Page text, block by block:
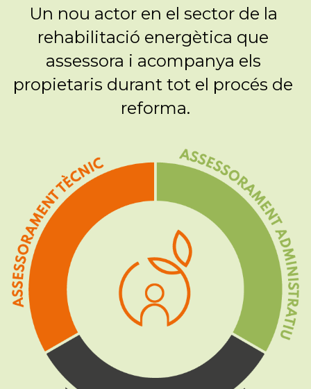
Un nou actor en el sector de la
rehabilitació energètica que
assessora i acompanya els
propietaris durant tot el procés de
reforma.